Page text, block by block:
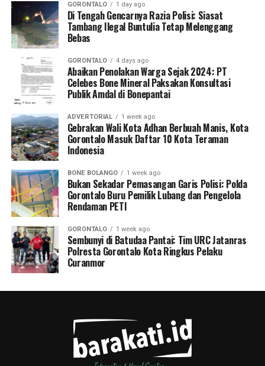
GORONTALO 1 day ago
Di Tengah Gencarnya Razia Polisi: Siasat
Tambang Ilegal Buntulia Tetap Melenggang
Bebas
GORONTALO 4 days ago
Abaikan Penolakan Warga Sejak 2024: PT
Celebes Bone Mineral Paksakan Konsultasi
Publik Amdal di Bonepantai
ADVERTORIAL 1 week ago
Gebrakan Wali Kota Adhan Berbuah Manis, Kota
Gorontalo Masuk Daftar 10 Kota Teraman
Indonesia
BONE BOLANGO 1 week ago
Bukan Sekadar Pemasangan Garis Polisi: Polda
Gorontalo Buru Pemilik Lubang dan Pengelola
Rendaman PETI
GORONTALO 1 week ago
Sembunyi di Batudaa Pantai: Tim URC Jatanras
Polresta Gorontalo Kota Ringkus Pelaku
Curanmor